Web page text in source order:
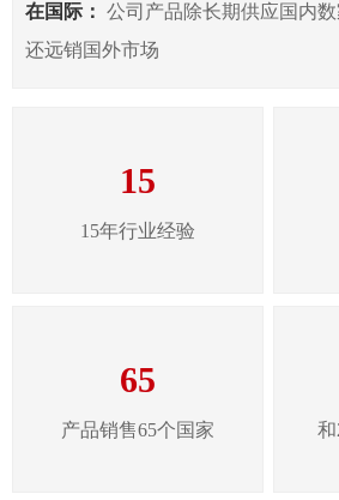
在国际： 公司产品除长期供应国内数
还远销国外市场
15
15年行业经验
65
产品销售65个国家